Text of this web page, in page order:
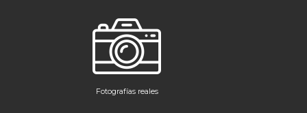
Fotografías reales